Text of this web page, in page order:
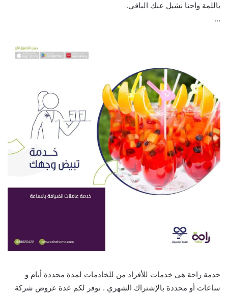
باللمة واحنا نشيل عنك الباقي.
…
خدمة راحة هي خدمات للأفراد من للخادمات لمدة محددة أيام و
ساعات أو محددة بالإشتراك الشهري . نوفر لكم عدة عروض شركة